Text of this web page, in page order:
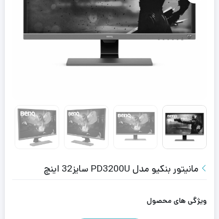
مانیتور بنکیو مدل PD3200U سایز32 اینچ
ویژگی های محصول